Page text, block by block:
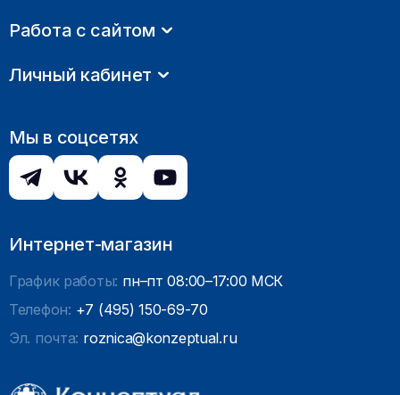
Работа с сайтом
Личный кабинет
Мы в соцсетях
Интернет-магазин
График работы: пн–пт 08:00–17:00 МСК
Телефон: +7 (495) 150-69-70
Эл. почта: roznica@konzeptual.ru